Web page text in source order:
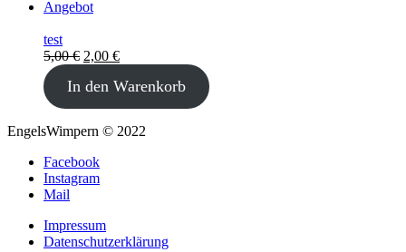
AngebotProdukt
test
5,00€ Ursprünglicher
war:
2,00 €Aktueller
ist:
In den Warenkorb
EngelsWimpern © 2022
Facebook
Instagram
Mail
Impressum
Datenschutzerklärung